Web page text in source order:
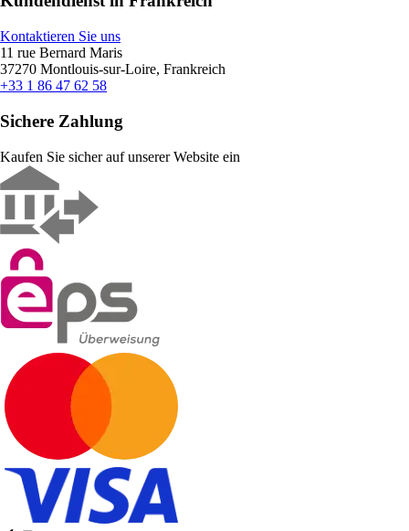
Kontaktieren Sie uns
11 rue Bernard Maris
37270 Montlouis-sur-Loire, Frankreich
+33 1 86 47 62 58
Sichere Zahlung
Kaufen Sie sicher auf unserer Website ein